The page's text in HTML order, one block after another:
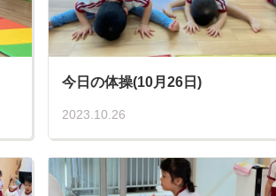
今日の体操(10月26日)
2023.10.26